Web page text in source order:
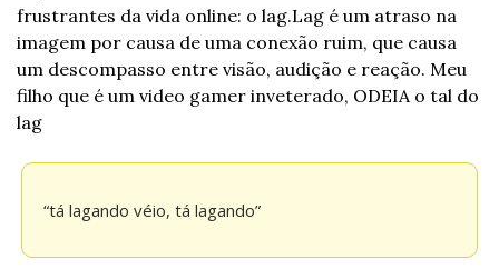
frustrantes da vida online: o lag.Lag é um atraso na
imagem por causa de uma conexão ruim, que causa
um descompasso entre visão, audição e reação. Meu
filho que é um video gamer inveterado, ODEIA o tal do
lag
“tá lagando véio, tá lagando”